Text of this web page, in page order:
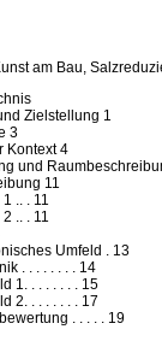
am Bau,
Zielstellung 1
3
Kontext 4
und
11
.. . 11
.. . 11
Umfeld . 13
. . . . . . . . 14
1. . . . . . . . 15
2. . . . . . . . 17
. . . . . 19